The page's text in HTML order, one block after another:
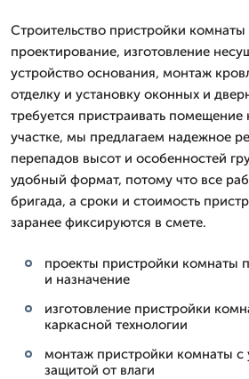
Строительство пристройки
проектирование, изготовление
устройство основания, монтаж
отделку и установку оконных и
требуется пристраивать
участке, мы предлагаем надежное
перепадов высот и особенностей
удобный формат, потому что все
бригада, а сроки и стоимость
заранее фиксируются в смете.
проекты пристройки комнаты
и назначение
изготовление пристройки
каркасной технологии
монтаж пристройки комнаты с
защитой от влаги